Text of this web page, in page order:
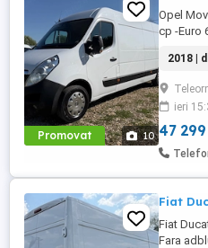
Promovat 10
Opel
cp -Euro
volan -
Geamuri
automat
auto -
2018 |
ieri
47 299
Fiat
Fiat
Fara